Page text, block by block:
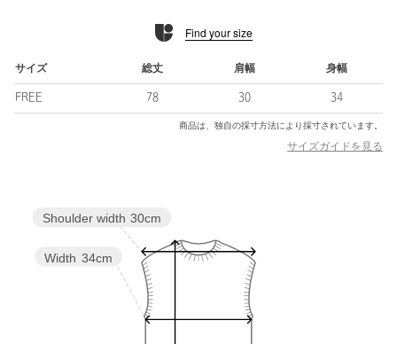
ニット部分はスポンディッシュで軽さが特徴のリブ編地。
す。
バルーン部分にはハリ感と上品な光沢のあるタイプライター素材
手洗い可能で、ご自宅でのお洗濯が叶います。
腰回りがすっきりとしたボトムや、トレンド感のあるニットパン
ツ、フレアシルエットパンツはシルエットの変化をお楽しみいた
だけます。
華やかな一枚着としてはもちろん、すっきりとした上半身デザイ
ンはジャケットやアウターのインナーとしても活躍いただけま
Find your size
サイズ 総丈 肩幅 身幅
FREE 78 30 34
商品は、独自の採寸方法により採寸されています。
サイズガイドを見る
Width 34cm
Shoulder width 30cm